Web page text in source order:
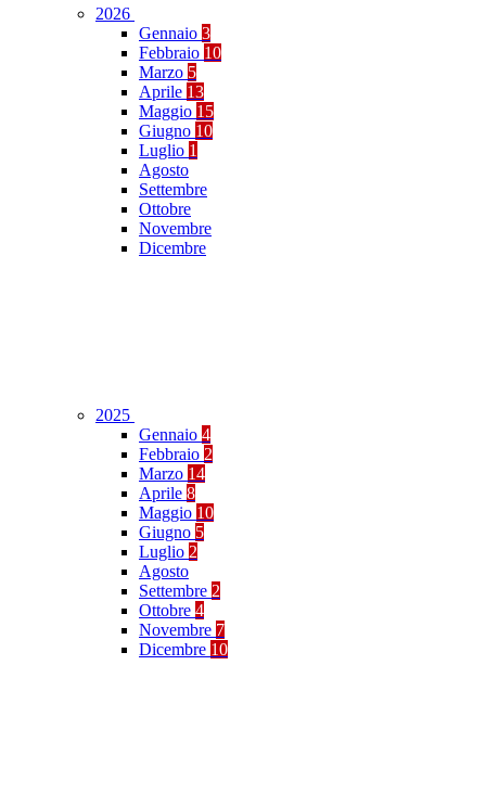
2026
Gennaio 3
Febbraio 10
Marzo 5
Aprile 13
Maggio 15
Giugno 10
Luglio 1
Agosto
Settembre
Ottobre
Novembre
Dicembre
2025
Gennaio 4
Febbraio 2
Marzo 14
Aprile 8
Maggio 10
Giugno 5
Luglio 2
Agosto
Settembre 2
Ottobre 4
Novembre 7
Dicembre 10